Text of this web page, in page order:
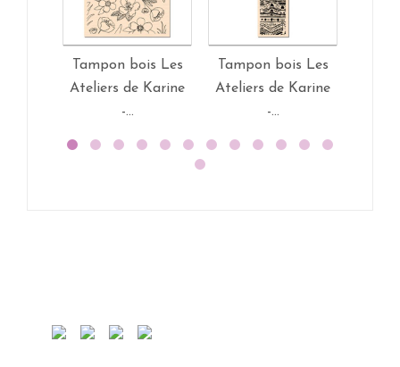
Tampon bois Les
Ateliers de Karine
-...
Tampon bois Les
Ateliers de Karine
-...